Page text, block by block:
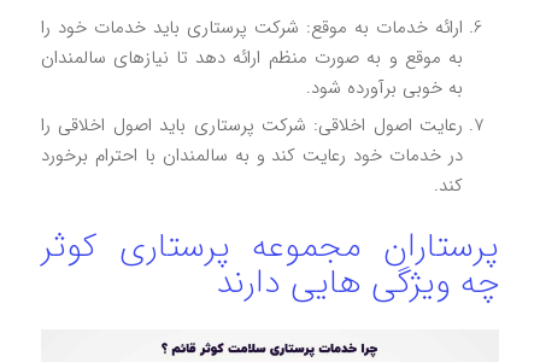
ارائه خدمات به موقع: شرکت پرستاری باید خدمات خود را
به موقع و به صورت منظم ارائه دهد تا نیازهای سالمندان
به خوبی برآورده شود.
رعایت اصول اخلاقی: شرکت پرستاری باید اصول اخلاقی را
در خدمات خود رعایت کند و به سالمندان با احترام برخورد
کند.
پرستاران مجموعه پرستاری کوثر
چه ویژگی هایی دارند